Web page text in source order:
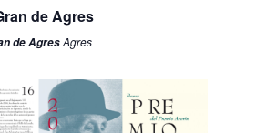
de Agres
de AgresAgres